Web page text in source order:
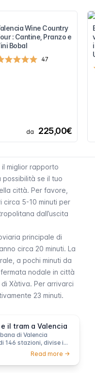
Wine Country
: Cantine, Pranzo e
Bobal
47
da 225,00€
miglior rapporto
possibilità se il tuo
città. Per favore,
circa 5-10 minuti per
dall’uscita
principale di
circa 20 minuti. La
a pochi minuti da
fermata nodale in città
Xàtiva. Per arrivarci
23 minuti.
il tram a Valencia
di Valencia
146 stazioni, divise in
la sua lunghezza totale
completamente l'area
è un ottimo modo per
Read more ->